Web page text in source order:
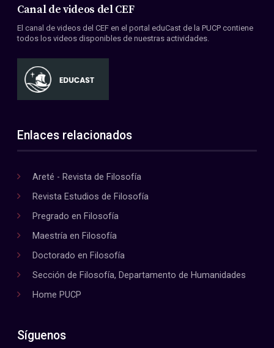
Canal de videos del CEF
El canal de videos del CEF en el portal eduCast de la PUCP contiene
todos los videos disponibles de nuestras actividades.
Enlaces relacionados
Areté - Revista de Filosofía
Revista Estudios de Filosofía
Pregrado en Filosofía
Maestría en Filosofía
Doctorado en Filosofía
Sección de Filosofía, Departamento de Humanidades
Home PUCP
Síguenos